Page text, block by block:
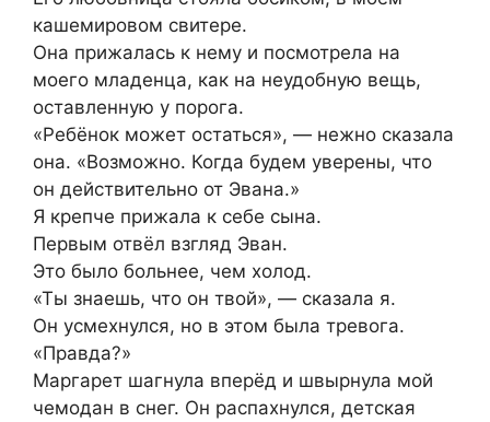
кашемировом свитере.
Она прижалась к нему и посмотрела на
моего младенца, как на неудобную вещь,
оставленную у порога.
«Ребёнок может остаться», — нежно сказала
она. «Возможно. Когда будем уверены, что
он действительно от Эвана.»
Я крепче прижала к себе сына.
Первым отвёл взгляд Эван.
Это было больнее, чем холод.
«Ты знаешь, что он твой», — сказала я.
Он усмехнулся, но в этом была тревога.
«Правда?»
Маргарет шагнула вперёд и швырнула мой
чемодан в снег. Он распахнулся, детская